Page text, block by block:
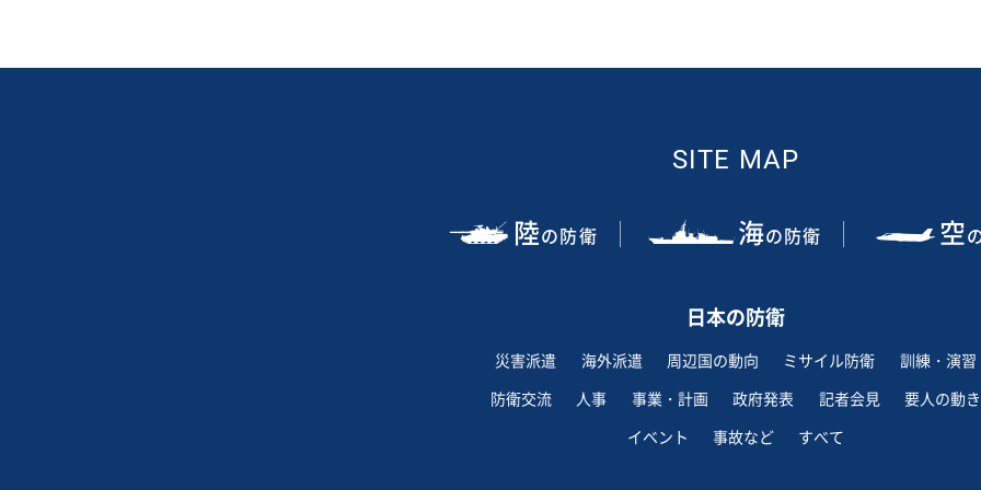
SITE MAP
陸の防衛 海の防衛 空
日本の防衛
災害派遣 海外派遣 周辺国の動向 ミサイル防衛
訓練・演習
防衛交流
人事 事業・計画 政府発表 記者会見
要人の動き
イベント
事故など すべて